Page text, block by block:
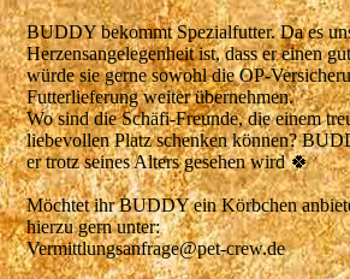
BUDDY bekommt Spezialfutter. Da es
Herzensangelegenheit ist, dass er einen
würde sie gerne sowohl die OP-
Futterlieferung weiter übernehmen.
Wo sind die Schäfi-Freunde, die einem
liebevollen Platz schenken können?
er trotz seines Alters gesehen wird 🍀
Möchtet ihr BUDDY ein Körbchen
hierzu gern unter:
Vermittlungsanfrage@pet-crew.de